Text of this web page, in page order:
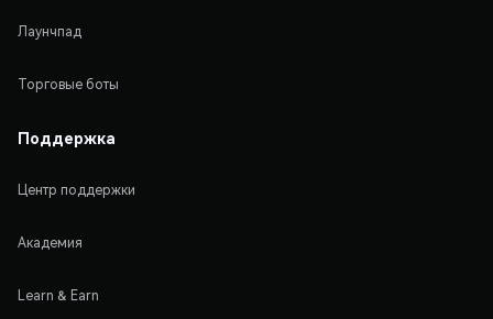
Лаунчпад
Торговые боты
Поддержка
Центр поддержки
Академия
Learn & Earn